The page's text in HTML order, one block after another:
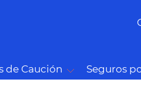
de Caución Seguros